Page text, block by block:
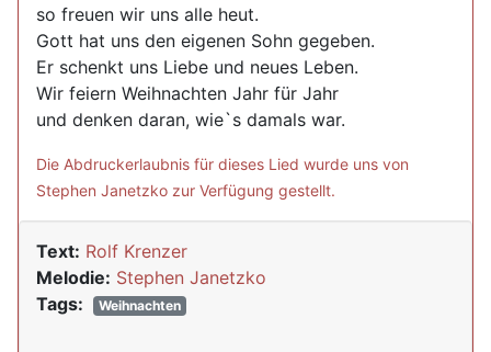
so freuen wir uns alle heut.
Gott hat uns den eigenen Sohn gegeben.
Er schenkt uns Liebe und neues Leben.
Wir feiern Weihnachten Jahr für Jahr
und denken daran, wie`s damals war.
Die Abdruckerlaubnis für dieses Lied wurde uns von
Stephen Janetzko zur Verfügung gestellt.
Text: Rolf Krenzer
Melodie: Stephen Janetzko
Tags:
Weihnachten